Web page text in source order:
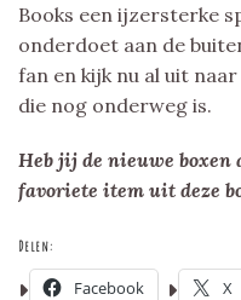
Books een ijzersterke
onderdoet aan de
fan en kijk nu al uit
die nog onderweg is.
Heb jij de nieuwe boxen
favoriete item uit deze
Delen:
Facebook X